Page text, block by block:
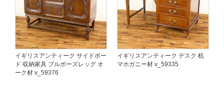
イギリスアンティーク サイドボー
ド 収納家具 ブルボーズレッグ オ
ーク材 v_59376
イギリスアンティーク デスク 机
マホガニー材 v_59335